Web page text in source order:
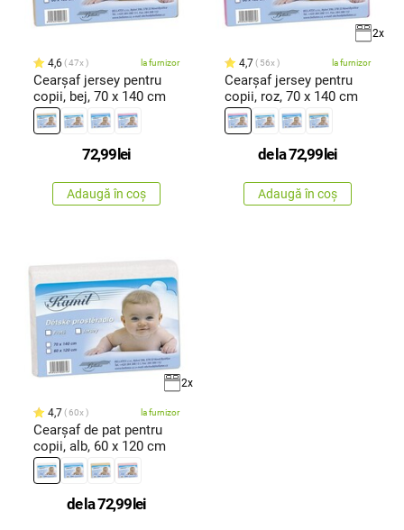
4,6 47x la furnizor
Cearşaf jersey pentru
copii, bej, 70 x 140 cm
72,99 lei
Adaugă în coș
2x
4,7 56x la furnizor
Cearşaf jersey pentru
copii, roz, 70 x 140 cm
de la72,99 lei
Adaugă în coș
2x
4,7 60x la furnizor
Cearşaf de pat pentru
copii, alb, 60 x 120 cm
de la72,99 lei